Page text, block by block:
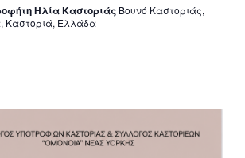
Ηλία Καστοριάς Βουνό Καστοριάς,
Καστοριά, Ελλάδα